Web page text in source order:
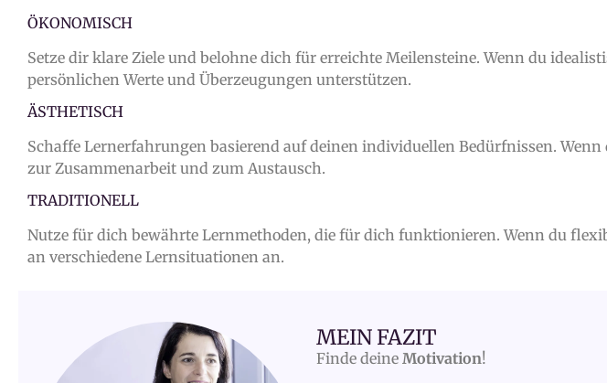
ÖKONOMISCH
Setze dir klare Ziele und belohne dich für erreichte Meilensteine. Wenn du
persönlichen Werte und Überzeugungen unterstützen.
ÄSTHETISCH
Schaffe Lernerfahrungen basierend auf deinen individuellen Bedürfnissen.
zur Zusammenarbeit und zum Austausch.
TRADITIONELL
Nutze für dich bewährte Lernmethoden, die für dich funktionieren. Wenn du
an verschiedene Lernsituationen an.
MEIN FAZIT
Finde deine Motivation!